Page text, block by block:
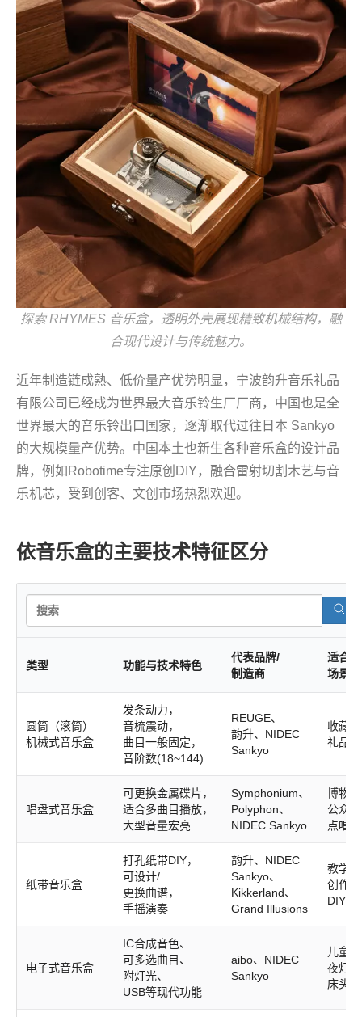
探索 RHYMES 音乐盒，透明外壳展现精致机械结构，融
合现代设计与传统魅力。
近年制造链成熟、低价量产优势明显，宁波韵升音乐礼品
有限公司已经成为世界最大音乐铃生厂厂商，中国也是全
世界最大的音乐铃出口国家，逐渐取代过往日本 Sankyo
的大规模量产优势。中国本土也新生各种音乐盒的设计品
牌，例如Robotime专注原创DIY，融合雷射切割木艺与音
乐机芯，受到创客、文创市场热烈欢迎。
依音乐盒的主要技术特征区分
类型 功能与技术特色
代表品牌/
制造商
适合
场景
圆筒（滚筒）
机械式音乐盒
发条动力，
音梳震动，
曲目一般固定，
音阶数(18~144)
REUGE、
韵升、NIDEC
Sankyo
收藏、
礼品
唱盘式音乐盒
可更换金属碟片，
适合多曲目播放，
大型音量宏亮
Symphonium、
Polyphon、
NIDEC Sankyo
博物
公众
点唱机
纸带音乐盒
打孔纸带DIY，
可设计/
更换曲谱，
手摇演奏
韵升、NIDEC
Sankyo、
Kikkerland、
Grand Illusions
教学、
创作、
DIY活
电子式音乐盒
IC合成音色、
可多选曲目、
附灯光、
USB等现代功能
aibo、NIDEC
Sankyo
儿童
夜灯、
床头